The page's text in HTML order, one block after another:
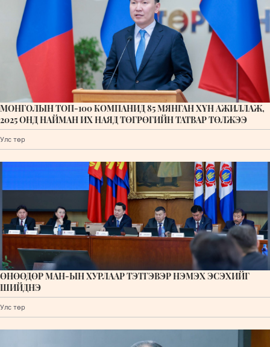
МОНГОЛЫН ТОП-100 КОМПАНИД 85 МЯНГАН ХҮН АЖИЛЛАЖ,
2025 ОНД НАЙМАН ИХ НАЯД ТӨГРӨГИЙН ТАТВАР ТӨЛЖЭЭ
Улс төр
ӨНӨӨДӨР МАН-ЫН ХУРЛААР ТЭТГЭВЭР НЭМЭХ ЭСЭХИЙГ
ШИЙДНЭ
Улс төр